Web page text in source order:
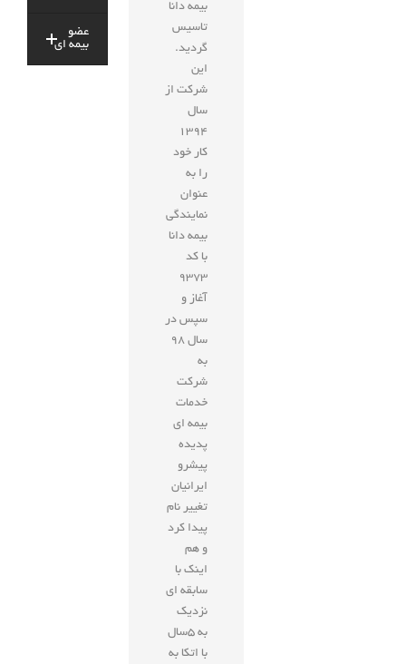
بیمه دانا
تاسیس
گردید.
این
شرکت از
سال
1394
کار خود
را به
عنوان
نمایندگی
بیمه دانا
با کد
9373
آغاز و
سپس در
سال 98
به
شرکت
خدمات
بيمه اي
پدیده
پیشرو
ایرانیان
تغییر نام
پیدا کرد
و هم
اینک با
سابقه ای
نزديك
به 5سال
با اتکا به
عضو
بیمه ای